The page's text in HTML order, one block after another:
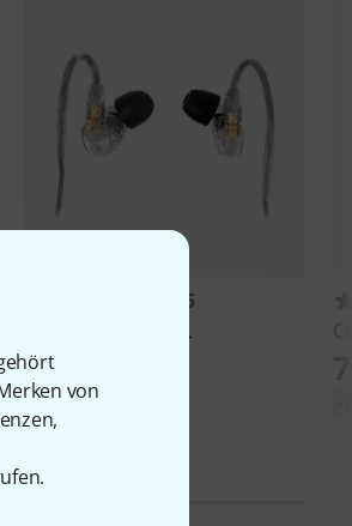
von
3115
SE215 Pro CL
114 €